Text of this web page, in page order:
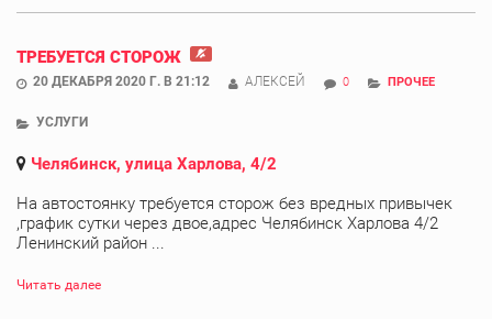
ТРЕБУЕТСЯ СТОРОЖ
20 ДЕКАБРЯ 2020 Г. В 21:12 АЛЕКСЕЙ 0 ПРОЧЕЕ
УСЛУГИ
Челябинск, улица Харлова, 4/2
На автостоянку требуется сторож без вредных привычек
,график сутки через двое,адрес Челябинск Харлова 4/2
Ленинский район ...
Читать далее